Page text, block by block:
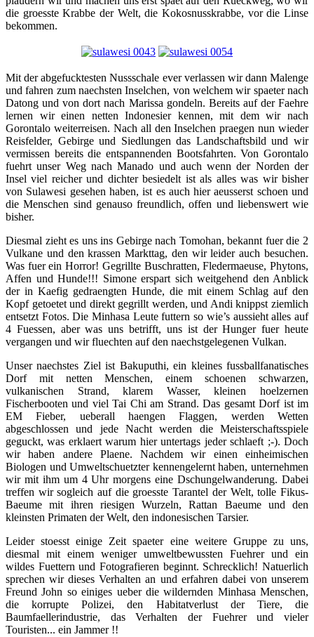
die groesste Krabbe der Welt, die Kokosnusskrabbe, vor die Linse
bekommen.
Mit der abgefucktesten Nussschale ever verlassen wir dann Malenge
und fahren zum naechsten Inselchen, von welchem wir spaeter nach
Datong und von dort nach Marissa gondeln. Bereits auf der Faehre
lernen wir einen netten Indonesier kennen, mit dem wir nach
Gorontalo weiterreisen. Nach all den Inselchen praegen nun wieder
Reisfelder, Gebirge und Siedlungen das Landschaftsbild und wir
vermissen bereits die entspannenden Bootsfahrten. Von Gorontalo
fuehrt unser Weg nach Manado und auch wenn der Norden der
Insel viel reicher und dichter besiedelt ist als alles was wir bisher
von Sulawesi gesehen haben, ist es auch hier aeusserst schoen und
die Menschen sind genauso freundlich, offen und liebenswert wie
bisher.
Diesmal zieht es uns ins Gebirge nach Tomohan, bekannt fuer die 2
Vulkane und den krassen Markttag, den wir leider auch besuchen.
Was fuer ein Horror! Gegrillte Buschratten, Fledermaeuse, Phytons,
Affen und Hunde!!! Simone erspart sich weitgehend den Anblick
der in Kaefig gedraengten Hunde, die mit einem Schlag auf den
Kopf getoetet und direkt gegrillt werden, und Andi knippst ziemlich
entsetzt Fotos. Die Minhasa Leute futtern so wie’s aussieht alles auf
4 Fuessen, aber was uns betrifft, uns ist der Hunger fuer heute
vergangen und wir fluechten auf den naechstgelegenen Vulkan.
Unser naechstes Ziel ist Bakuputhi, ein kleines fussballfanatisches
Dorf mit netten Menschen, einem schoenen schwarzen,
vulkanischen Strand, klarem Wasser, kleinen hoelzernen
Fischerbooten und viel Tai Chi am Strand. Das gesamt Dorf ist im
EM Fieber, ueberall haengen Flaggen, werden Wetten
abgeschlossen und jede Nacht werden die Meisterschaftsspiele
geguckt, was erklaert warum hier untertags jeder schlaeft ;-). Doch
wir haben andere Plaene. Nachdem wir einen einheimischen
Biologen und Umweltschuetzter kennengelernt haben, unternehmen
wir mit ihm um 4 Uhr morgens eine Dschungelwanderung. Dabei
treffen wir sogleich auf die groesste Tarantel der Welt, tolle Fikus-
Baeume mit ihren riesigen Wurzeln, Rattan Baeume und den
kleinsten Primaten der Welt, den indonesischen Tarsier.
Leider stoesst einige Zeit spaeter eine weitere Gruppe zu uns,
diesmal mit einem weniger umweltbewussten Fuehrer und ein
wildes Fuettern und Fotografieren beginnt. Schrecklich! Natuerlich
sprechen wir dieses Verhalten an und erfahren dabei von unserem
Freund John so einiges ueber die wildernden Minhasa Menschen,
die korrupte Polizei, den Habitatverlust der Tiere, die
Baumfaellerindustrie, das Verhalten der Fuehrer und vieler
Touristen... ein Jammer !!